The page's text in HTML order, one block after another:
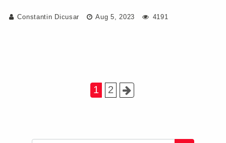
Constantin Dicusar Aug 5, 2023 4191
1 2